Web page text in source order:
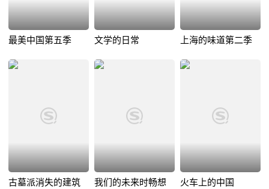
最美中国第五季 文学的日常 上海的味道第二季
古墓派消失的建筑
我们的未来时畅想
火车上的中国